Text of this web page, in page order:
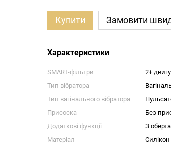
Купити Замовити
Характеристики
SMART-фільтри
2+
Тип вібратора
Тип вагінального вібратора
Присоска
Без
Додаткові функції
З
Матеріал
Силікон